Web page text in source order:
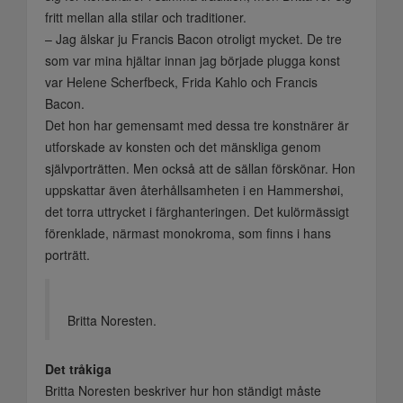
fritt mellan alla stilar och traditioner.
– Jag älskar ju Francis Bacon otroligt mycket. De tre
som var mina hjältar innan jag började plugga konst
var Helene Scherfbeck, Frida Kahlo och Francis
Bacon.
Det hon har gemensamt med dessa tre konstnärer är
utforskade av konsten och det mänskliga genom
självporträtten. Men också att de sällan förskönar. Hon
uppskattar även återhållsamheten i en Hammershøi,
det torra uttrycket i färghanteringen. Det kulörmässigt
förenklade, närmast monokroma, som finns i hans
porträtt.
Britta Noresten.
Det tråkiga
Britta Noresten beskriver hur hon ständigt måste